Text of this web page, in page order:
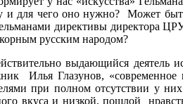
и для чего оно нужно? Может
директивы директора
русским народом?
выдающийся деятель
Илья Глазунов, «современное
при полном отсутствии у
вкуса и низкой, пошлой